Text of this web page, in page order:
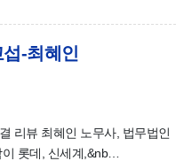
-최혜인
리뷰 최혜인 노무사, 법무법인
롯데, 신세계,&nb…